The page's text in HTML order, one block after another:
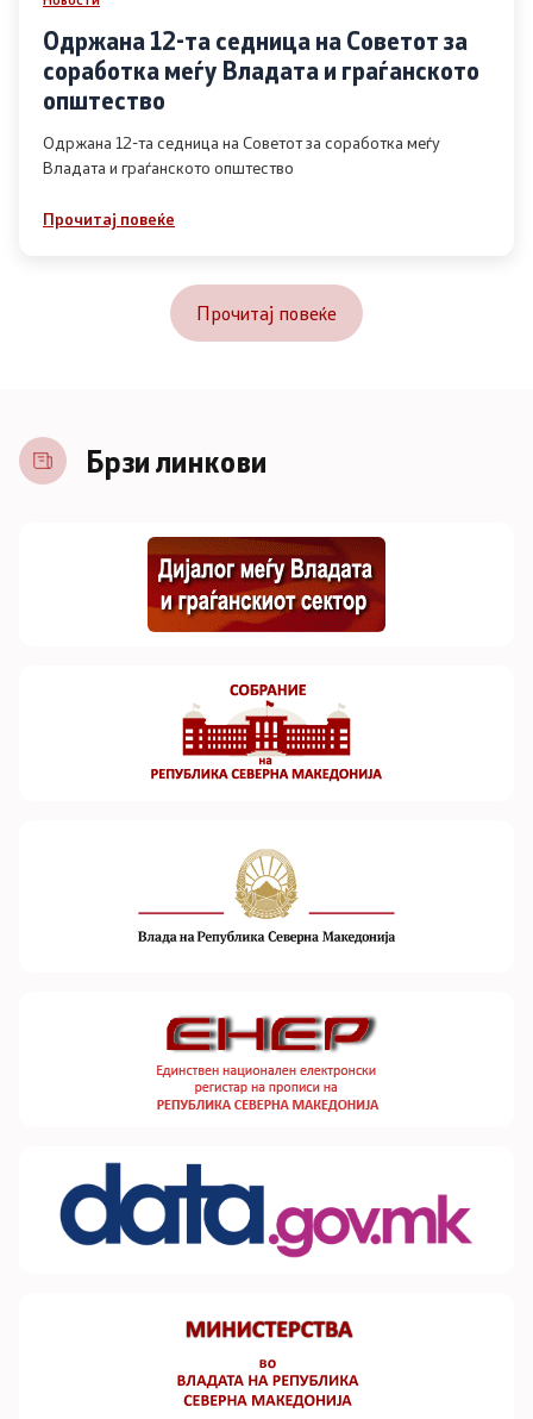
Одржана 12-та седница на Советот за
соработка меѓу Владата и граѓанското
општество
Одржана 12-та седница на Советот за соработка меѓу
Владата и граѓанското општество
Прочитај повеќе
Прочитај повеќе
Брзи линкови